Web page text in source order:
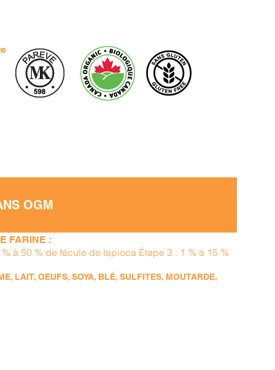
OGM
FARINE :
à 50 % de fécule de tapioca Étape 3 : 1 % à 15 %
LAIT, OEUFS, SOYA, BLÉ, SULFITES, MOUTARDE,